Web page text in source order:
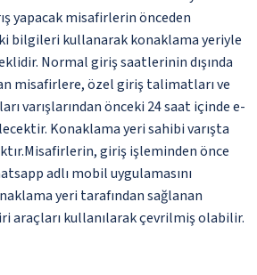
yapacak misafirlerin önceden
bilgileri kullanarak konaklama yeriyle
Normal giriş saatlerinin dışında
misafirlere, özel giriş talimatları ve
varışlarından önceki 24 saat içinde e-
Konaklama yeri sahibi varışta
giriş işleminden önce
adlı mobil uygulamasını
yeri tarafından sağlanan
araçları kullanılarak çevrilmiş olabilir.